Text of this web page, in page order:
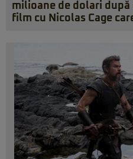
milioane de dolari
film cu Nicolas Cage